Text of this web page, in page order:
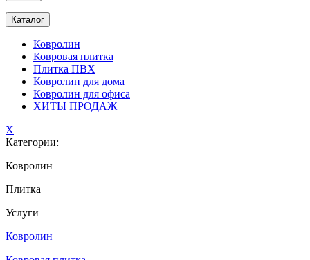
Каталог
Ковролин
Ковровая плитка
Плитка ПВХ
Ковролин для дома
Ковролин для офиса
ХИТЫ ПРОДАЖ
X
Категории:
Ковролин
Плитка
Услуги
Ковролин